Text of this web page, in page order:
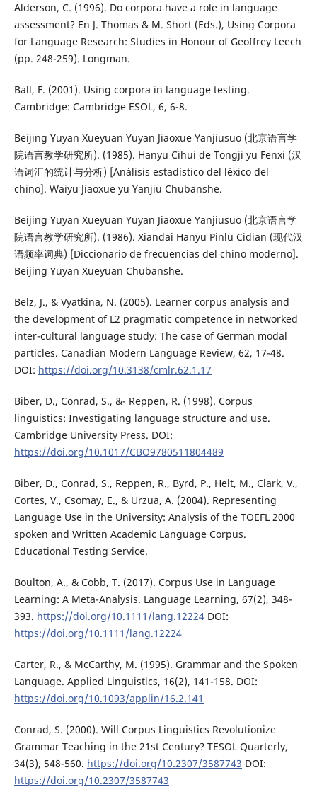
Alderson, C. (1996). Do corpora have a role in language
assessment? En J. Thomas & M. Short (Eds.), Using Corpora
for Language Research: Studies in Honour of Geoffrey Leech
(pp. 248-259). Longman.
Ball, F. (2001). Using corpora in language testing.
Cambridge: Cambridge ESOL, 6, 6-8.
Beijing Yuyan Xueyuan Yuyan Jiaoxue Yanjiusuo (北京语言学
院语言教学研究所). (1985). Hanyu Cihui de Tongji yu Fenxi (汉
语词汇的统计与分析) [Análisis estadístico del léxico del
chino]. Waiyu Jiaoxue yu Yanjiu Chubanshe.
Beijing Yuyan Xueyuan Yuyan Jiaoxue Yanjiusuo (北京语言学
院语言教学研究所). (1986). Xiandai Hanyu Pinlü Cidian (现代汉
语频率词典) [Diccionario de frecuencias del chino moderno].
Beijing Yuyan Xueyuan Chubanshe.
Belz, J., & Vyatkina, N. (2005). Learner corpus analysis and
the development of L2 pragmatic competence in networked
inter-cultural language study: The case of German modal
particles. Canadian Modern Language Review, 62, 17-48.
DOI: https://doi.org/10.3138/cmlr.62.1.17
Biber, D., Conrad, S., &- Reppen, R. (1998). Corpus
linguistics: Investigating language structure and use.
Cambridge University Press. DOI:
https://doi.org/10.1017/CBO9780511804489
Biber, D., Conrad, S., Reppen, R., Byrd, P., Helt, M., Clark, V.,
Cortes, V., Csomay, E., & Urzua, A. (2004). Representing
Language Use in the University: Analysis of the TOEFL 2000
spoken and Written Academic Language Corpus.
Educational Testing Service.
Boulton, A., & Cobb, T. (2017). Corpus Use in Language
Learning: A Meta-Analysis. Language Learning, 67(2), 348-
393. https://doi.org/10.1111/lang.12224DOI:
https://doi.org/10.1111/lang.12224
Carter, R., & McCarthy, M. (1995). Grammar and the Spoken
Language. Applied Linguistics, 16(2), 141-158. DOI:
https://doi.org/10.1093/applin/16.2.141
Conrad, S. (2000). Will Corpus Linguistics Revolutionize
Grammar Teaching in the 21st Century? TESOL Quarterly,
34(3), 548-560. https://doi.org/10.2307/3587743 DOI:
https://doi.org/10.2307/3587743